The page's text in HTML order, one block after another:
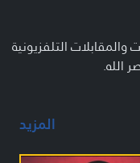
التلفزيونية
الله.
المزيد